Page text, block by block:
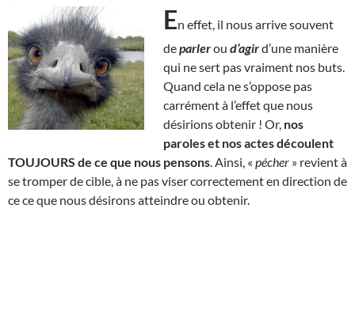
En effet, il nous arrive souvent
deparlerou d’agird’une manière
qui ne sert pas vraiment nos buts.
Quand cela ne s’oppose pas
carrément à l’effet que nous
désirions obtenir ! Or, nos
paroles et nos actes découlent
TOUJOURS de ce que nous pensons . Ainsi, « pécher » revient à
se tromper de cible, à ne pas viser correctement en direction de
ce ce que nous désirons atteindre ou obtenir.